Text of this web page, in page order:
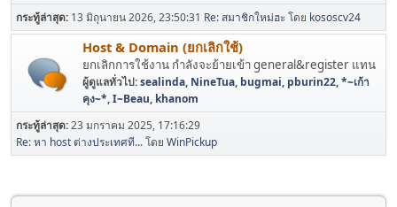
กระทู้ล่าสุด: 13 มิถุนายน 2026, 23:50:31 Re: สมาชิกใหม่ฮะโดย kososcv24
Host & Domain (ยกเลิกใช้)
ยกเลิกการใช้งาน กำลังจะย้ายเข้า general&register แทน
ผู้ดูแลทั่วไป:sealinda, NineTua, bugmai, pburin22,*~เก้า
คุง~*,I~Beau, khanom
กระทู้ล่าสุด:23 มกราคม 2025, 17:16:29
Re: หา host ต่างประเทศที...โดย WinPickup